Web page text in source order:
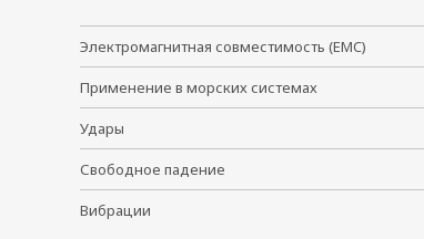
Электромагнитная совместимость (EMC)
Применение в морских системах
Удары
Свободное падение
Вибрации